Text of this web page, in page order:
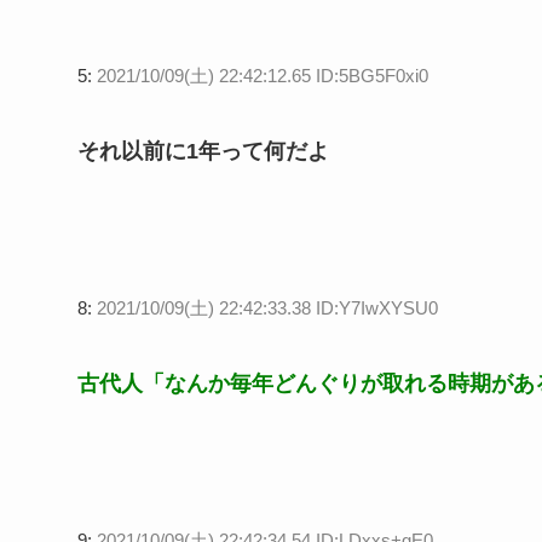
5: 2021/10/09(土) 22:42:12.65 ID:5BG5F0xi0
それ以前に1年って何だよ
8: 2021/10/09(土) 22:42:33.38 ID:Y7IwXYSU0
古代人「なんか毎年どんぐりが取れる時期があ